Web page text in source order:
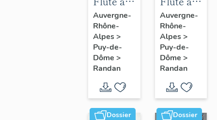
champagne
n° 2
Auvergne-
Rhône-
Alpes>
Puy-de-
Dôme >
Randan
champagne
n° 8
Auvergne-
Rhône-
Alpes>
Puy-de-
Dôme >
Randan
Dossier Dossier